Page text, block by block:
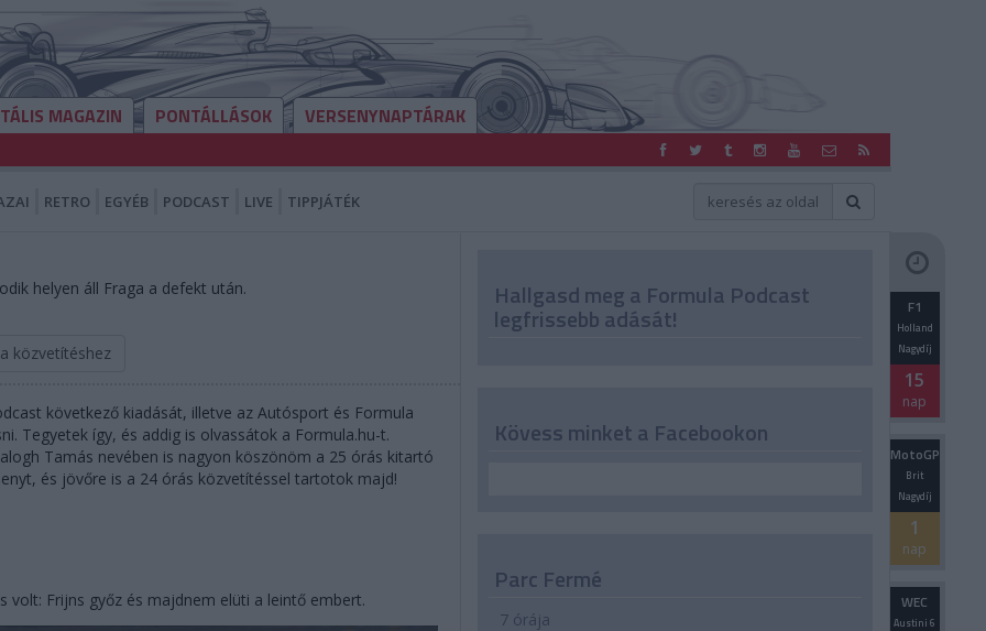
MAGAZIN PONTÁLLÁSOK VERSENYNAPTÁRAK
RETRO EGYÉB PODCAST LIVE TIPPJÁTÉK
helyen áll Fraga a defekt után.
közvetítéshez
következő kiadását, illetve az Autósport és Formula
Tegyetek így, és addig is olvassátok a Formula.hu-t.
Tamás nevében is nagyon köszönöm a 25 órás kitartó
és jövőre is a 24 órás közvetítéssel tartotok majd!
volt: Frijns győz és majdnem elüti a leintő embert.
Hallgasd meg a Formula Podcast
legfrissebb adását! F1
Holland
Nagydíj
15
nap
MotoGP
Brit
Nagydíj
1
nap
WEC
Austini 6
Kövess minket a Facebookon
Parc Fermé
7 órája